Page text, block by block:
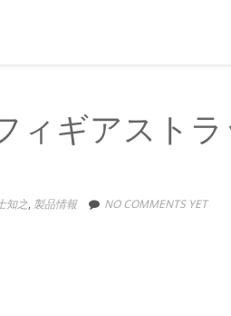
ィギアストラ
知之, 製品情報 NO COMMENTS YET